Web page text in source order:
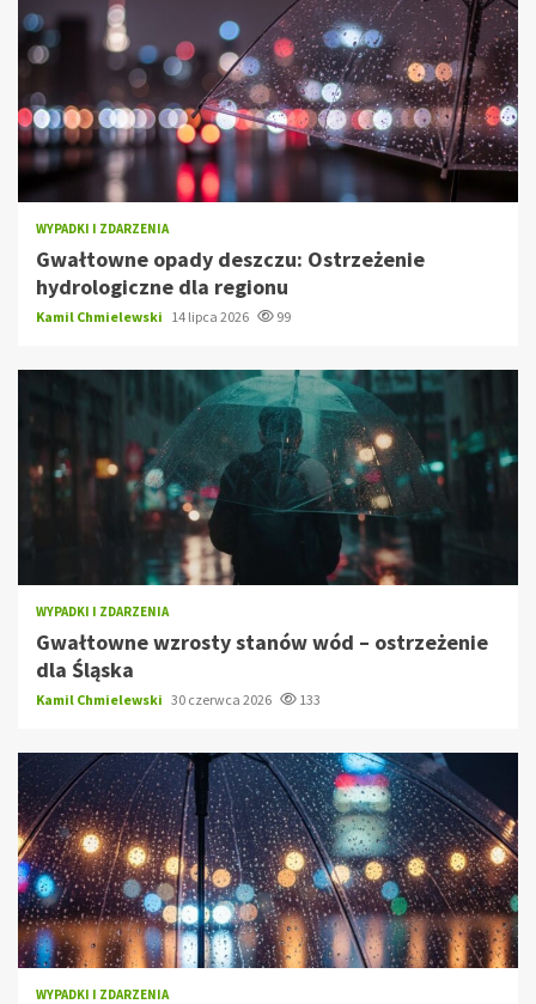
WYPADKI I ZDARZENIA
Gwałtowne opady deszczu: Ostrzeżenie
hydrologiczne dla regionu
Kamil Chmielewski 14 lipca 2026 99
WYPADKI I ZDARZENIA
Gwałtowne wzrosty stanów wód – ostrzeżenie
dla Śląska
Kamil Chmielewski 30 czerwca 2026 133
WYPADKI I ZDARZENIA